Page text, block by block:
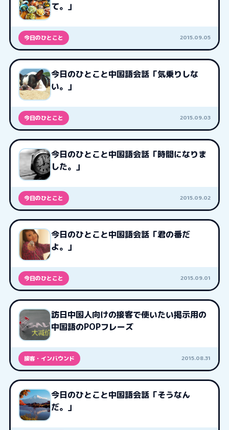
て。」
今日のひとこと 2015.09.05
今日のひとこと中国語会話「気乗りしな
い。」
今日のひとこと 2015.09.03
今日のひとこと中国語会話「時間になりま
した。」
今日のひとこと 2015.09.02
今日のひとこと中国語会話「君の番だ
よ。」
今日のひとこと 2015.09.01
訪日中国人向けの接客で使いたい掲示用の
中国語のPOPフレーズ
接客・インバウンド 2015.08.31
今日のひとこと中国語会話「そうなん
だ。」